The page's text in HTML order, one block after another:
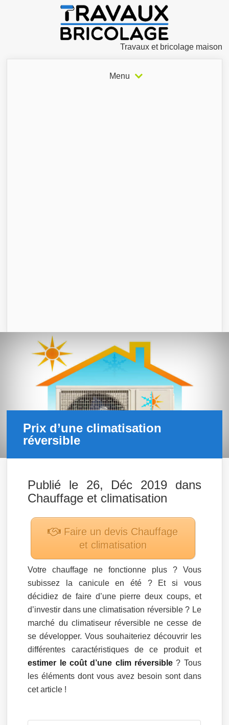
Travaux et bricolage maison
Menu
Prix d’une climatisation
réversible
Publié le 26, Déc 2019 dans
Chauffage et climatisation
Faire un devis Chauffage
et climatisation
Votre chauffage ne fonctionne plus ? Vous
subissez la canicule en été ? Et si vous
décidiez de faire d’une pierre deux coups, et
d’investir dans une climatisation réversible ? Le
marché du climatiseur réversible ne cesse de
se développer. Vous souhaiteriez découvrir les
différentes caractéristiques de ce produit et
estimer le coût d’une clim réversible? Tous
les éléments dont vous avez besoin sont dans
cet article !